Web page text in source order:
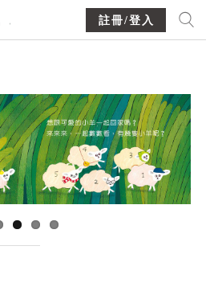
註冊/登入